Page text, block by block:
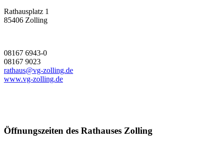
Rathausplatz 1
85406 Zolling
08167 6943-0
08167 9023
rathaus@vg-zolling.de
www.vg-zolling.de
Öffnungszeiten des Rathauses Zolling